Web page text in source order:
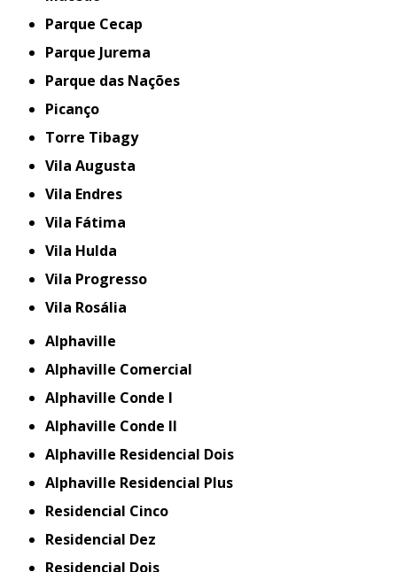
Parque Cecap
Parque Jurema
Parque das Nações
Picanço
Torre Tibagy
Vila Augusta
Vila Endres
Vila Fátima
Vila Hulda
Vila Progresso
Vila Rosália
Alphaville
Alphaville Comercial
Alphaville Conde I
Alphaville Conde II
Alphaville Residencial Dois
Alphaville Residencial Plus
Residencial Cinco
Residencial Dez
Residencial Dois